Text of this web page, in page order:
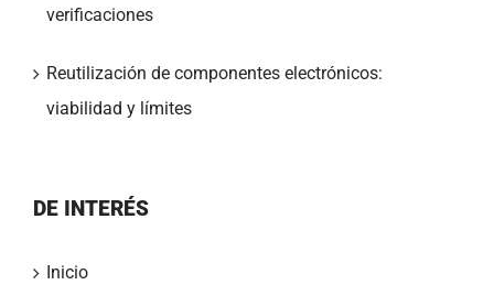
verificaciones
Reutilización de componentes electrónicos:
viabilidad y límites
DE INTERÉS
Inicio